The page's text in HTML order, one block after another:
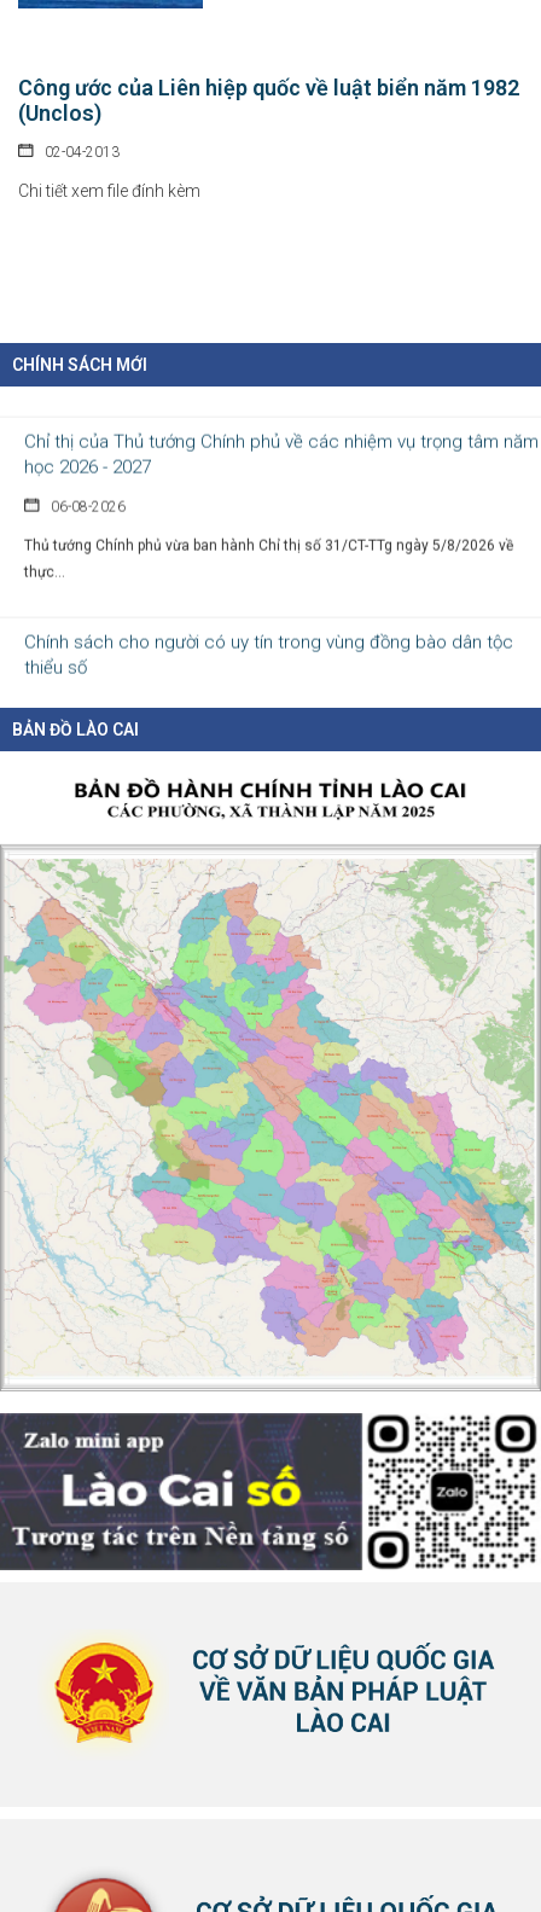
Công ước của Liên hiệp quốc về luật biển năm 1982
(Unclos)
02-04-2013
Chi tiết xem file đính kèm
CHÍNH SÁCH MỚI
Tại Nghị định số 277/2026/NĐ-CP, Chính phủ quy định cụ thể chính sách hỗ...
học 2026 - 2027
thực...
thiểu số
Nghị định số 307/2026/NĐ-CP quy định chính sách hỗ trợ, khen thưởng và
Hàng loạt quy định mới về tuyển dụng, xếp lương và bổ nhiệm
công chức
04-08-2026
Nghị định 300/2026/NĐ-CP vừa sửa đổi, bổ sung nhiều quy định về tuyển...
BẢN ĐỒ LÀO CAI